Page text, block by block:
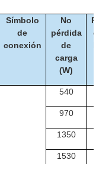
Símbolo
de
conexión
No
pérdida
de
carga
(W)
540
970
1350
1530